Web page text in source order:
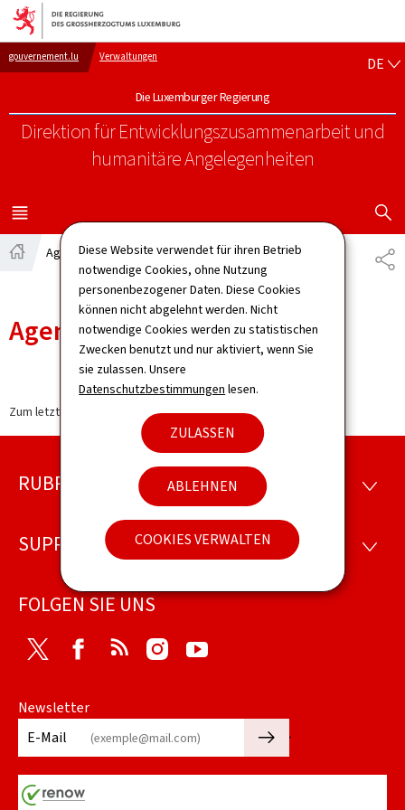
Diese Website verwendet für ihren Betrieb
notwendige Cookies, ohne Nutzung
personenbezogener Daten. Diese Cookies
können nicht abgelehnt werden. Nicht
notwendige Cookies werden zu statistischen
Zwecken benutzt und nur aktiviert, wenn Sie
sie zulassen. Unsere
Datenschutzbestimmungen lesen.
ZULASSEN
ABLEHNEN
COOKIES VERWALTEN
Zur Hauptnavigation
Zum Inhalt
gouvernement.lu Verwaltungen
Die Luxemburger Regierung
Direktion für Entwicklungszusammenarbeitund
humanitäre Angelegenheiten
DE
MENÜ
HAUPT-
Agenda
Agenda
Zum letzten Mal aktualisiert am20.02.2018
Footer
RUBRIKEN
SUPPORT
FOLGEN SIE UNS
Twitter Facebook
RSS Instagram
Newsletter
E-Mail
🡒